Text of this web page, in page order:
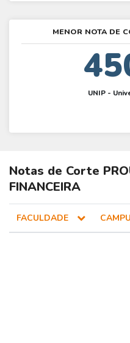
MENOR NOTA DE
UNIP -
Notas de Corte
FINANCEIRA
FACULDADE